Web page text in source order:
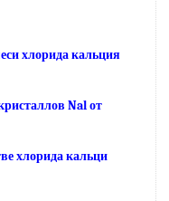
хлорида кальция
Nal от
хлорида кальци